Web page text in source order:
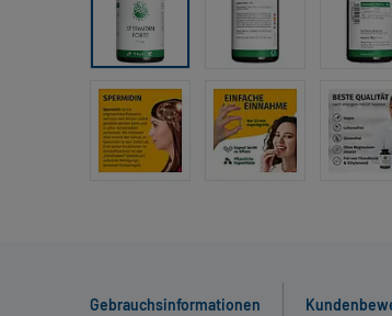
Gebrauchsinformationen